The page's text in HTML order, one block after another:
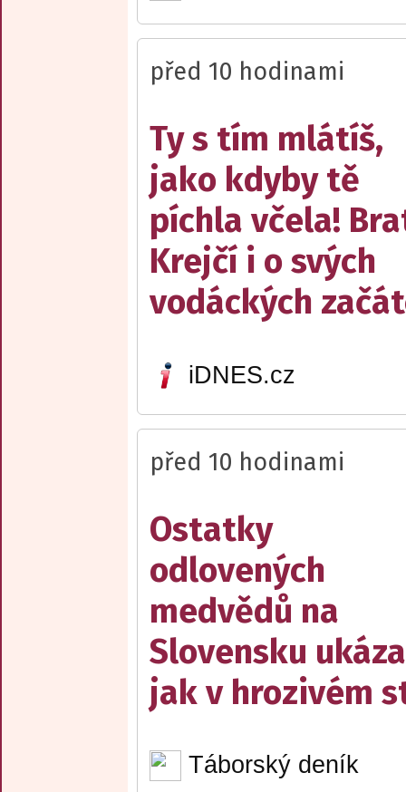
před 10 hodinami
Ty s tím mlátíš,
jako kdyby tě
píchla včela!
Krejčí i o svých
vodáckých
iDNES.cz
před 10 hodinami
Ostatky
odlovených
medvědů na
Slovensku
jak v hrozivém
Táborský deník